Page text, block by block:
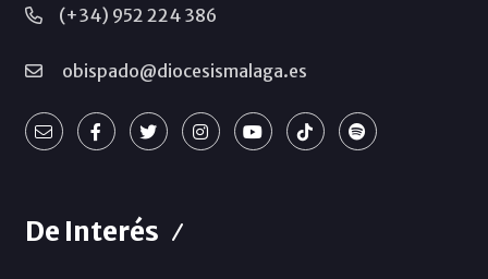
(+34) 952 224 386
obispado@diocesismalaga.es
De Interés